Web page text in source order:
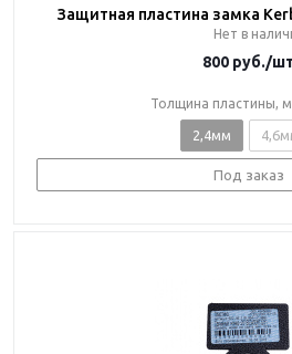
Защитная пластина замка
Нет в
800руб./
Толщина пластины,
2,4мм
Под заказ